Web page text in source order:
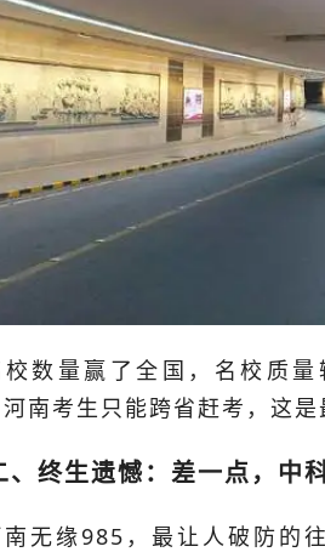
校数量赢了全国，名校质
南考生只能跨省赶考，这是
、终生遗憾：差一点，中
无缘985，最让人破防的